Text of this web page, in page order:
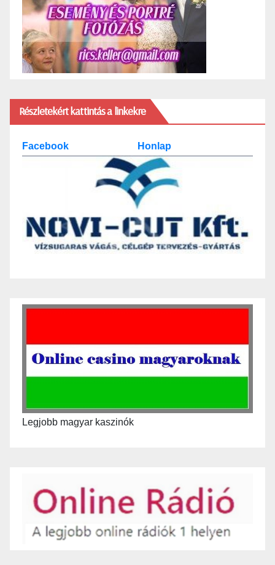
Részletekért kattintás a linkekre
Facebook Honlap
Legjobb magyar kaszinók